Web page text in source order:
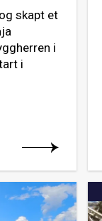
skapt et
i
i